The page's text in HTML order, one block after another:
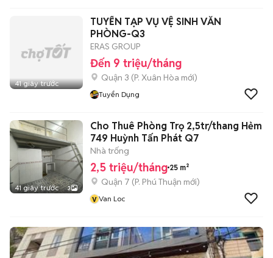
41 giây trước
TUYỂN TẠP VỤ VỆ SINH VĂN
PHÒNG-Q3
ERAS GROUP
Đến 9 triệu/tháng
Quận 3 (P. Xuân Hòa mới)
Tuyển Dụng
41 giây trước 3
Cho Thuê Phòng Trọ 2,5tr/thang Hẻm
749 Huỳnh Tấn Phát Q7
Nhà trống
2,5 triệu/tháng 25 m²
Quận 7 (P. Phú Thuận mới)
v Van Loc